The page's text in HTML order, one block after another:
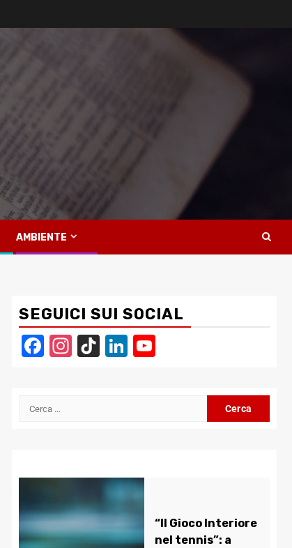
AMBIENTE
SEGUICI SUI SOCIAL
Facebook
Instagram
TikTokLinkedIn
Ricerca
“Il Gioco Interiore
nel tennis”: a